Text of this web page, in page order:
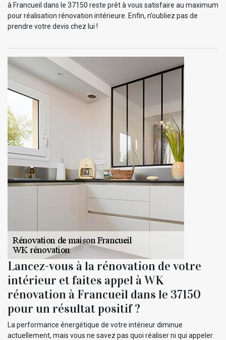
à Francueil dans le 37150 reste prêt à vous satisfaire au maximum
pour réalisation rénovation intérieure. Enfin, n’oubliez pas de
prendre votre devis chez lui !
Lancez-vous à la rénovation de votre
intérieur et faites appel à WK
rénovation à Francueil dans le 37150
pour un résultat positif ?
La performance énergétique de votre intérieur diminue
actuellement, mais vous ne savez pas quoi réaliser ni qui appeler.